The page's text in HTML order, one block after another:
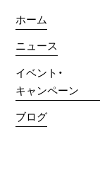
ホーム
ニュース
イベント・
キャンペーン
ブログ